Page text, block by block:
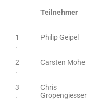
Teilnehmer
1
.
Philip Geipel
2
.
Carsten Mohe
3
.
Chris
Gropengiesser